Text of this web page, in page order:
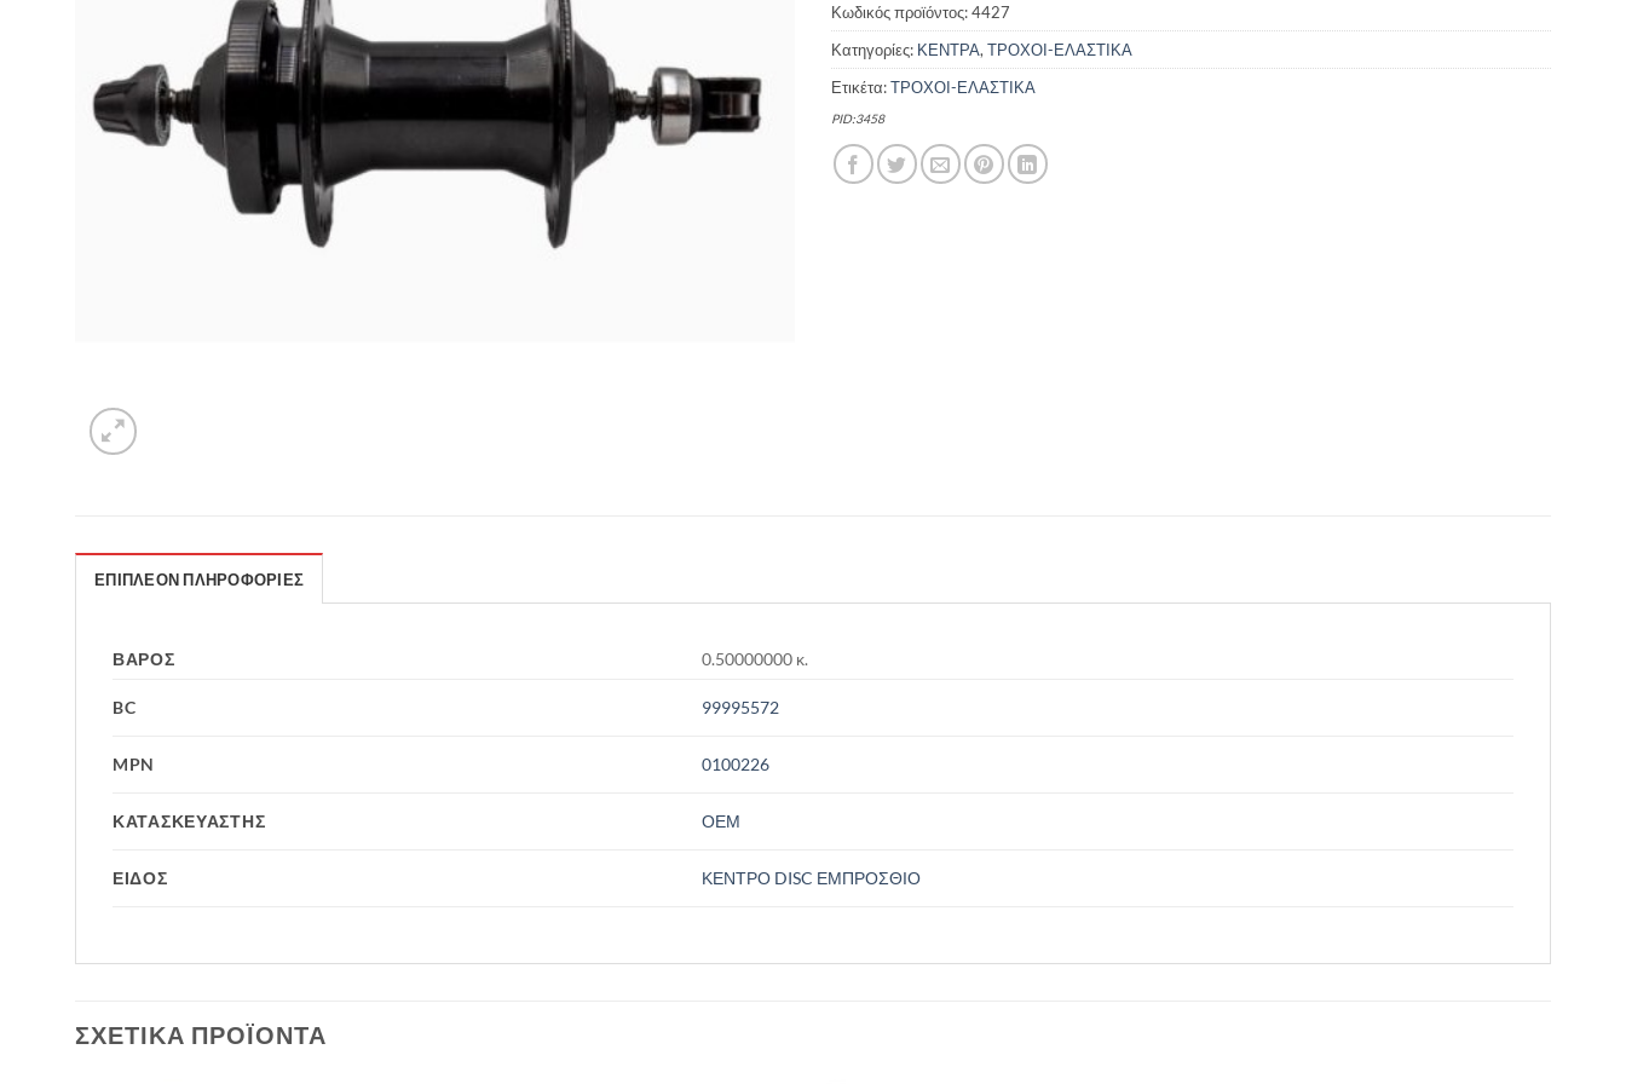
Κωδικός προϊόντος:4427
Κατηγορίες: ΚΕΝΤΡΑ, ΤΡΟΧΟΙ-ΕΛΑΣΤΙΚΑ
Ετικέτα:ΤΡΟΧΟΙ-ΕΛΑΣΤΙΚΑ
PID:3458
ΕΠΙΠΛΈΟΝ ΠΛΗΡΟΦΟΡΊΕΣ
ΒΆΡΟΣ 0.50000000 κ.
BC 99995572
MPN 0100226
ΚΑΤΑΣΚΕΥΑΣΤΗΣ ΟΕΜ
ΕΙΔΟΣ ΚΕΝΤΡΟ DISC ΕΜΠΡΟΣΘΙΟ
ΣΧΕΤΙΚΆ ΠΡΟΪΌΝΤΑ